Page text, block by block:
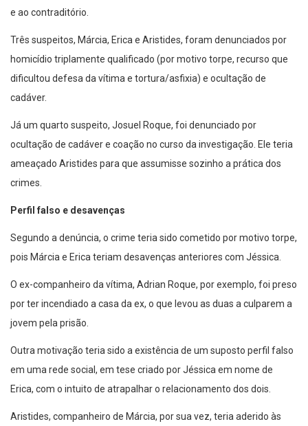
e ao contraditório.
Três suspeitos, Márcia, Erica e Aristides, foram denunciados por
homicídio triplamente qualificado (por motivo torpe, recurso que
dificultou defesa da vítima e tortura/asfixia) e ocultação de
cadáver.
Já um quarto suspeito, Josuel Roque, foi denunciado por
ocultação de cadáver e coação no curso da investigação. Ele teria
ameaçado Aristides para que assumisse sozinho a prática dos
crimes.
Perfil falso e desavenças
Segundo a denúncia, o crime teria sido cometido por motivo torpe,
pois Márcia e Erica teriam desavenças anteriores com Jéssica.
O ex-companheiro da vítima, Adrian Roque, por exemplo, foi preso
por ter incendiado a casa da ex, o que levou as duas a culparem a
jovem pela prisão.
Outra motivação teria sido a existência de um suposto perfil falso
em uma rede social, em tese criado por Jéssica em nome de
Erica, com o intuito de atrapalhar o relacionamento dos dois.
Aristides, companheiro de Márcia, por sua vez, teria aderido às